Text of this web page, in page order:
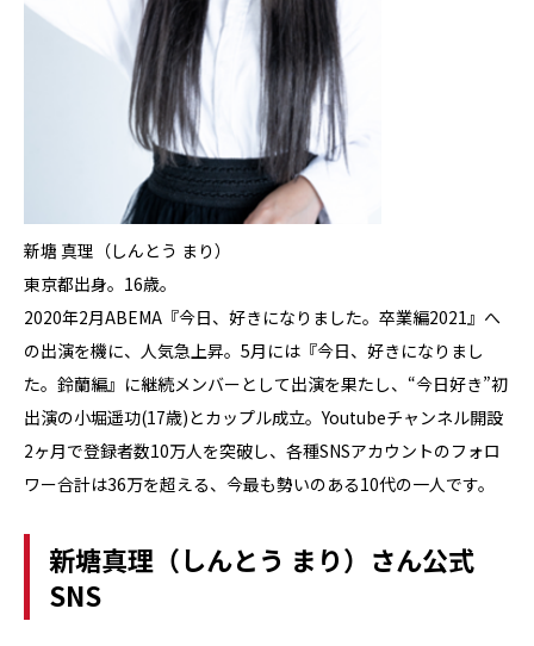
新塘 真理（しんとう まり）
東京都出身。16歳。
2020年2月ABEMA『今日、好きになりました。卒業編2021』へ
の出演を機に、人気急上昇。5月には『今日、好きになりまし
た。鈴蘭編』に継続メンバーとして出演を果たし、“今日好き”初
出演の小堀遥功(17歳)とカップル成立。Youtubeチャンネル開設
2ヶ月で登録者数10万人を突破し、各種SNSアカウントのフォロ
ワー合計は36万を超える、今最も勢いのある10代の一人です。
新塘真理（しんとう まり）さん公式
SNS